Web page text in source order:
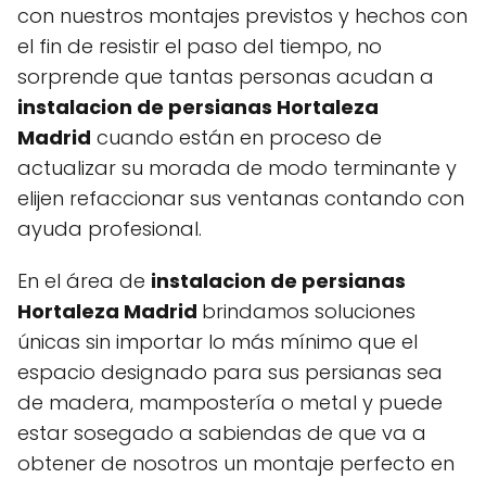
con nuestros montajes previstos y hechos con
el fin de resistir el paso del tiempo, no
sorprende que tantas personas acudan a
instalacion de persianas Hortaleza
Madrid cuando están en proceso de
actualizar su morada de modo terminante y
elijen refaccionar sus ventanas contando con
ayuda profesional.
En el área de instalacion de persianas
Hortaleza Madrid brindamos soluciones
únicas sin importar lo más mínimo que el
espacio designado para sus persianas sea
de madera, mampostería o metal y puede
estar sosegado a sabiendas de que va a
obtener de nosotros un montaje perfecto en